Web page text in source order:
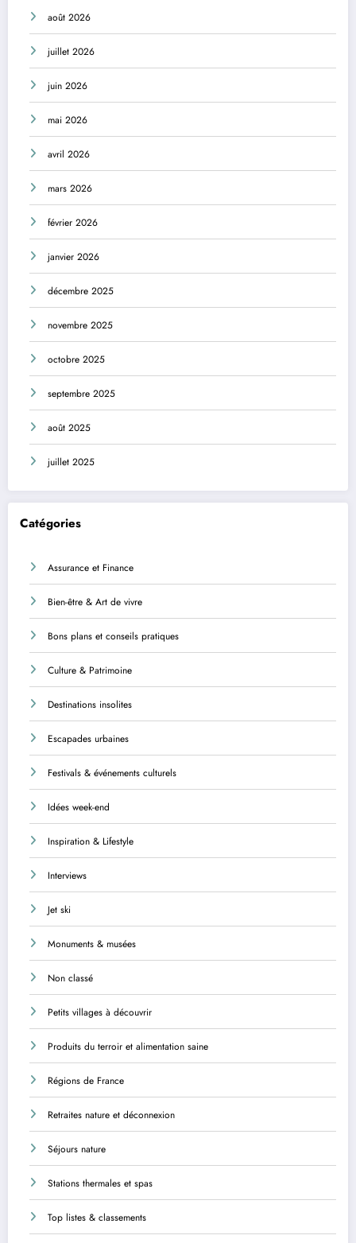
août 2026
juillet 2026
juin 2026
mai 2026
avril 2026
mars 2026
février 2026
janvier 2026
décembre 2025
novembre 2025
octobre 2025
septembre 2025
août 2025
juillet 2025
Catégories
Assurance et Finance
Bien-être & Art de vivre
Bons plans et conseils pratiques
Culture & Patrimoine
Destinations insolites
Escapades urbaines
Festivals & événements culturels
Idées week-end
Inspiration & Lifestyle
Interviews
Jet ski
Monuments & musées
Non classé
Petits villages à découvrir
Produits du terroir et alimentation saine
Régions de France
Retraites nature et déconnexion
Séjours nature
Stations thermales et spas
Top listes & classements